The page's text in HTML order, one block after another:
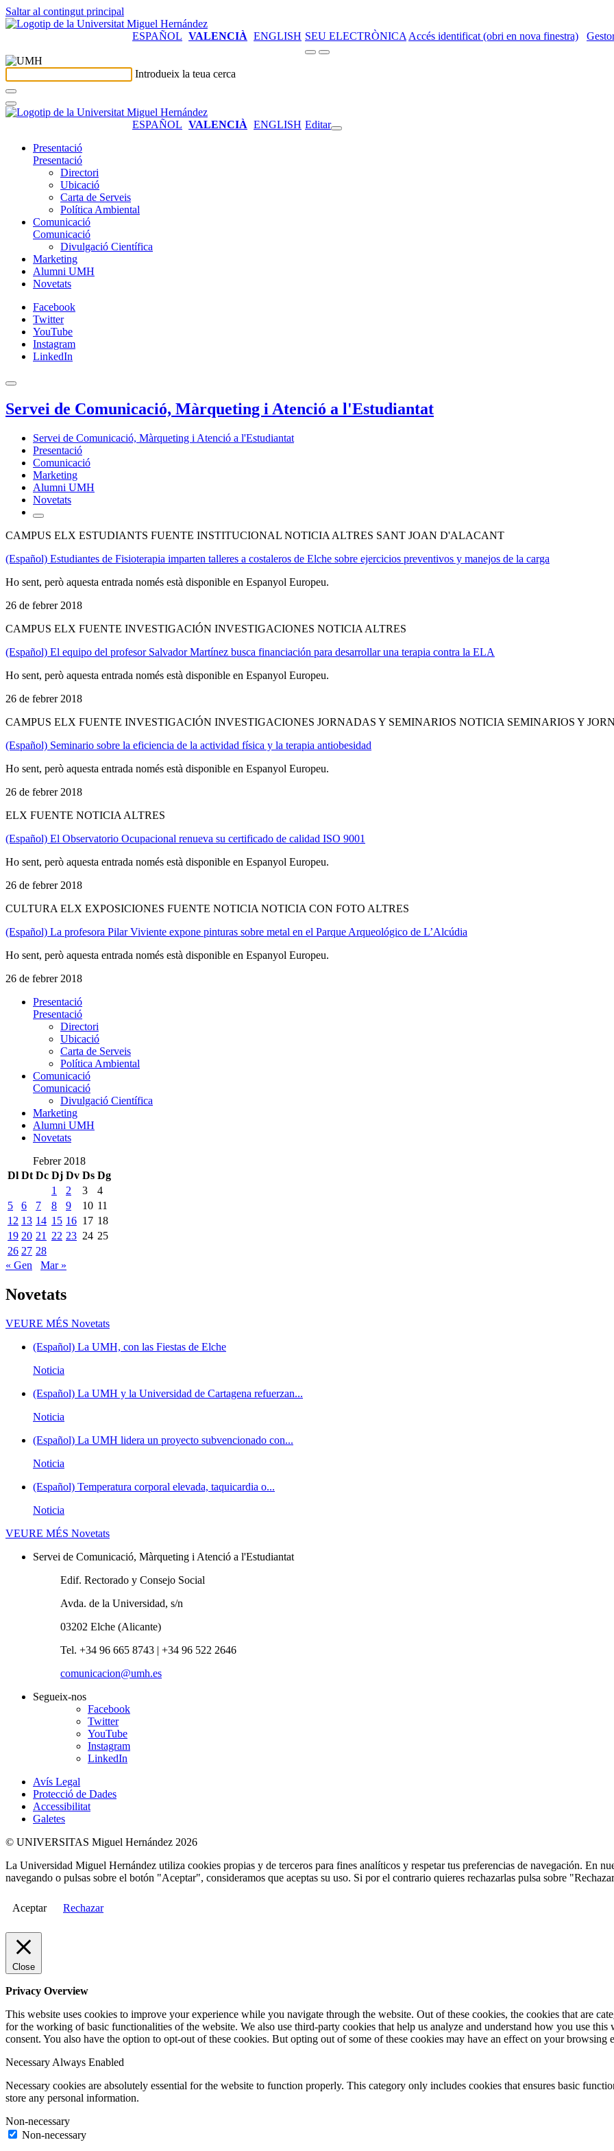
Saltar al contingut principal
ESPAÑOL VALENCIÀ ENGLISH SEU ELECTRÒNICA Accés identificat (obri en nova finestra)
Introdueix la teua cerca
ESPAÑOL VALENCIÀ ENGLISH Editar
Presentació
Presentació
Directori
Ubicació
Carta de Serveis
Política Ambiental
Comunicació
Comunicació
Divulgació Científica
Marketing
Alumni UMH
Novetats
Facebook
Twitter
YouTube
Instagram
LinkedIn
Servei de Comunicació, Màrqueting i Atenció a l'Estudiantat
Servei de Comunicació, Màrqueting i Atenció a l'Estudiantat
Presentació
Comunicació
Marketing
Alumni UMH
Novetats
CAMPUS ELX ESTUDIANTS FUENTE INSTITUCIONAL NOTICIA ALTRES SANT JOAN D'ALACANT
(Español) Estudiantes de Fisioterapia imparten talleres a costaleros de Elche sobre ejercicios preventivos y manejos de la carga
Ho sent, però aquesta entrada només està disponible en Espanyol Europeu.
26 de febrer 2018
CAMPUS ELX FUENTE INVESTIGACIÓN INVESTIGACIONES NOTICIA ALTRES
(Español) El equipo del profesor Salvador Martínez busca financiación para desarrollar una terapia contra la ELA
Ho sent, però aquesta entrada només està disponible en Espanyol Europeu.
26 de febrer 2018
CAMPUS ELX FUENTE INVESTIGACIÓN INVESTIGACIONES JORNADAS Y SEMINARIOS NOTICIA SEMINARIOS Y
(Español) Seminario sobre la eficiencia de la actividad física y la terapia antiobesidad
Ho sent, però aquesta entrada només està disponible en Espanyol Europeu.
26 de febrer 2018
ELX FUENTE NOTICIA ALTRES
(Español) El Observatorio Ocupacional renueva su certificado de calidad ISO 9001
Ho sent, però aquesta entrada només està disponible en Espanyol Europeu.
26 de febrer 2018
CULTURA ELX EXPOSICIONES FUENTE NOTICIA NOTICIA CON FOTO ALTRES
(Español) La profesora Pilar Viviente expone pinturas sobre metal en el Parque Arqueológico de L’Alcúdia
Ho sent, però aquesta entrada només està disponible en Espanyol Europeu.
26 de febrer 2018
Presentació
Presentació
Directori
Ubicació
Carta de Serveis
Política Ambiental
Comunicació
Comunicació
Divulgació Científica
Marketing
Alumni UMH
Novetats
Febrer 2018
Dl Dt Dc Dj Dv Ds Dg
1
2 3
4
5
6 7 8 9 10 11
12 13 14 15 16 17 18
19 20 21 22 23 24 25
26 27 28
« Gen
Mar »
Novetats
VEURE MÉS Novetats
(Español) La UMH, con las Fiestas de Elche
Noticia
(Español) La UMH y la Universidad de Cartagena refuerzan...
Noticia
(Español) La UMH lidera un proyecto subvencionado con...
Noticia
(Español) Temperatura corporal elevada, taquicardia o...
Noticia
VEURE MÉS Novetats
Servei de Comunicació, Màrqueting i Atenció a l'Estudiantat
Edif. Rectorado y Consejo Social
Avda. de la Universidad, s/n
03202 Elche (Alicante)
Tel. +34 96 665 8743 | +34 96 522 2646
comunicacion@umh.es
Segueix-nos
Facebook
Twitter
YouTube
Instagram
LinkedIn
Avís Legal
Protecció de Dades
Accessibilitat
Galetes
© UNIVERSITAS Miguel Hernández 2026
La Universidad Miguel Hernández utiliza cookies propias y de terceros para fines analíticos y respetar tus preferencias de navegación. En
navegando o pulsas sobre el botón "Aceptar", consideramos que aceptas su uso. Si por el contrario quieres rechazarlas pulsa sobre
Aceptar Rechazar
Close
Privacy Overview
This website uses cookies to improve your experience while you navigate through the website. Out of these cookies, the cookies that are
for the working of basic functionalities of the website. We also use third-party cookies that help us analyze and understand how you use
consent. You also have the option to opt-out of these cookies. But opting out of some of these cookies may have an effect on your browsing
Necessary Always Enabled
Necessary cookies are absolutely essential for the website to function properly. This category only includes cookies that ensures basic
store any personal information.
Non-necessary
Non-necessary